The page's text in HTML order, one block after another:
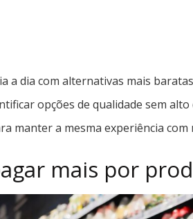
a dia com alternativas mais
opções de qualidade sem alto
manter a mesma experiência com
mais por